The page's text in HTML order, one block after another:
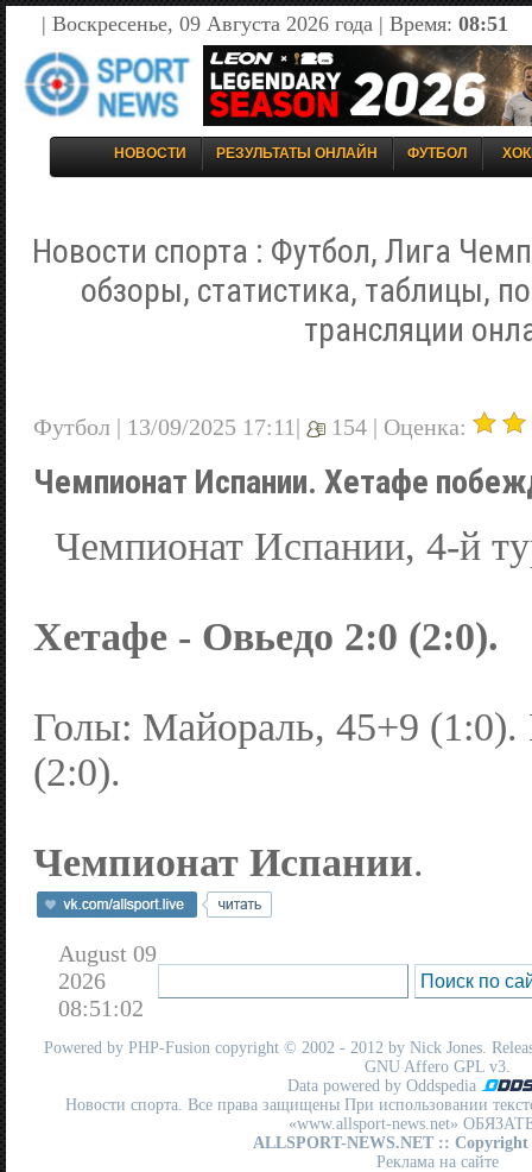
| Воскресенье, 09 Августа 2026 года | Время: 08:51
НОВОСТИ РЕЗУЛЬТАТЫ ОНЛАЙН ФУТБОЛ
Новости спорта : Футбол, Лига
обзоры, статистика, таблицы,
трансляции
Футбол | 13/09/2025 17:11| 154 | Оценка:
Чемпионат Испании. Хетафе
Чемпионат Испании, 4-й
Хетафе - Овьедо 2:0 (2:0).
Голы: Майораль, 45+9
(2:0).
Чемпионат Испании.
August 09
2026
08:51:02
Powered by PHP-Fusion copyright © 2002 - 2012 by Nick Jones.
GNU Affero GPL v3.
Data powered by Oddspedia
Новости спорта. Все права защищены При использовании
«www.allsport-news.net»
ALLSPORT-NEWS.NET :: Copyright
Реклама на сайте